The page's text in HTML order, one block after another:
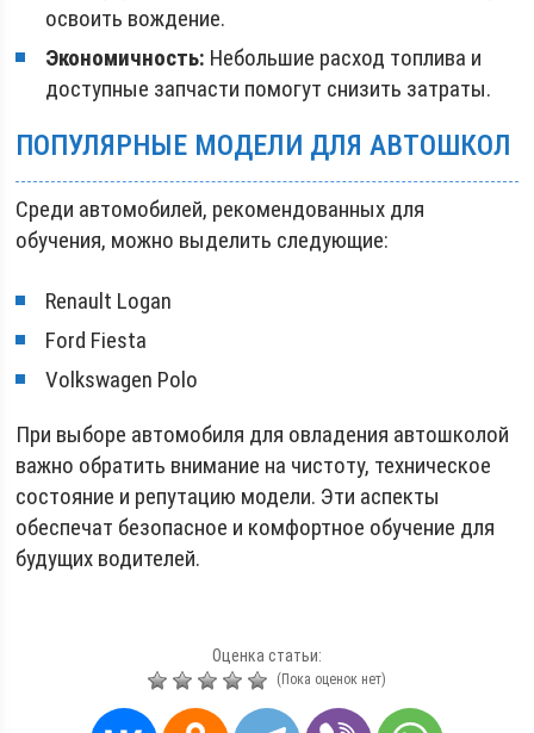
освоить вождение.
Экономичность: Небольшие расход топлива и
доступные запчасти помогут снизить затраты.
ПОПУЛЯРНЫЕ МОДЕЛИ ДЛЯ АВТОШКОЛ
Среди автомобилей, рекомендованных для
обучения, можно выделить следующие:
Renault Logan
Ford Fiesta
Volkswagen Polo
При выборе автомобиля для овладения автошколой
важно обратить внимание на чистоту, техническое
состояние и репутацию модели. Эти аспекты
обеспечат безопасное и комфортное обучение для
будущих водителей.
Оценка статьи:
(Пока оценок нет)